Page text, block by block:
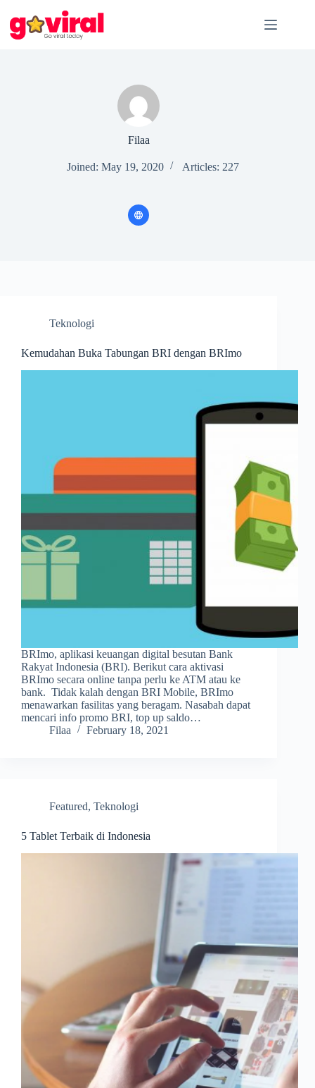
content
Filaa
Joined: May 19, 2020 Articles: 227
Teknologi
Kemudahan Buka Tabungan BRI dengan BRImo
BRImo, aplikasi keuangan digital besutan Bank
Rakyat Indonesia (BRI). Berikut cara aktivasi
BRImo secara online tanpa perlu ke ATM atau ke
bank. Tidak kalah dengan BRI Mobile, BRImo
menawarkan fasilitas yang beragam. Nasabah dapat
mencari info promo BRI, top up saldo…
Filaa
February 18, 2021
Featured, Teknologi
5 Tablet Terbaik di Indonesia